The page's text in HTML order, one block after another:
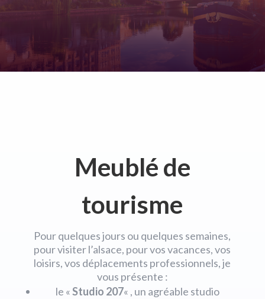
Meublé de
tourisme
Pour quelques jours ou quelques semaines,
pour visiter l’alsace, pour vos vacances, vos
loisirs, vos déplacements professionnels, je
vous présente :
le «Studio 207« , un agréable studio